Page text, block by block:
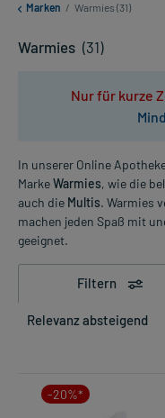
Marken / Warmies (31)
Warmies (31)
Nur für kurze
In unserer Online
MarkeWarmies, wie die
auch die Multis. Warmies
machen jeden Spaß mit
geeignet.
Filtern
Relevanz absteigend
-20%*